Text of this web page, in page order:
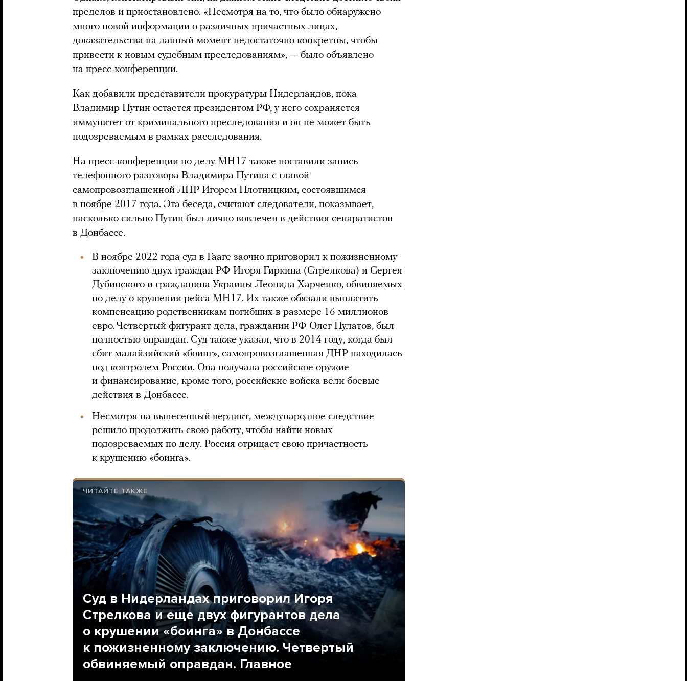
пределов и приостановлено. «Несмотря на то, что было обнаружено
много новой информации о различных причастных лицах,
доказательства на данный момент недостаточно конкретны, чтобы
привести к новым судебным преследованиям», — было объявлено
на пресс-конференции.
Как добавили представители прокуратуры Нидерландов, пока
Владимир Путин остается президентом РФ, у него сохраняется
иммунитет от криминального преследования и он не может быть
подозреваемым в рамках расследования.
На пресс-конференции по делу MH17 также поставили запись
телефонного разговора Владимира Путина с главой
самопровозглашенной ЛНР Игорем Плотницким, состоявшимся
в ноябре 2017 года. Эта беседа, считают следователи, показывает,
насколько сильно Путин был лично вовлечен в действия сепаратистов
в Донбассе.
В ноябре 2022 года суд в Гааге заочно приговорил к пожизненному
заключению двух граждан РФ Игоря Гиркина (Стрелкова) и Сергея
Дубинского и гражданина Украины Леонида Харченко, обвиняемых
по делу о крушении рейса MH17. Их также обязали выплатить
компенсацию родственникам погибших в размере 16 миллионов
евро. Четвертый фигурант дела, гражданин РФ Олег Пулатов, был
полностью оправдан. Суд также указал, что в 2014 году, когда был
сбит малайзийский «боинг», самопровозглашенная ДНР находилась
под контролем России. Она получала российское оружие
и финансирование, кроме того, российские войска вели боевые
действия в Донбассе.
Несмотря на вынесенный вердикт, международное следствие
решило продолжить свою работу, чтобы найти новых
подозреваемых по делу. Россия отрицает свою причастность
к крушению «боинга».
ЧИТАЙТЕ ТАКЖЕ
Суд в Нидерландах приговорил Игоря
Стрелкова и еще двух фигурантов дела
о крушении «боинга» в Донбассе
к пожизненному заключению. Четвертый
обвиняемый оправдан. Главное